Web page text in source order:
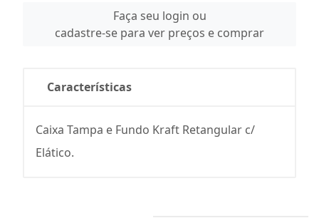
Faça seu login ou
cadastre-se para ver preços e comprar
Características
Caixa Tampa e Fundo Kraft Retangular c/
Elático.